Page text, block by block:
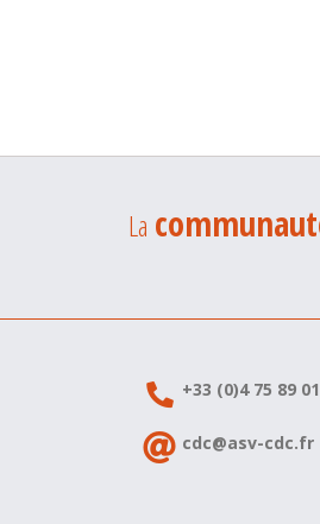
La
+33 (0)4 75 89
cdc@asv-cdc.fr